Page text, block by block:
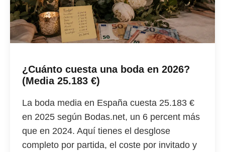
¿Cuánto cuesta una boda en 2026?
(Media 25.183 €)
La boda media en España cuesta 25.183 €
en 2025 según Bodas.net, un 6 percent más
que en 2024. Aquí tienes el desglose
completo por partida, el coste por invitado y